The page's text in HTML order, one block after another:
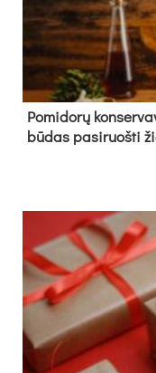
Pomidorų
būdas pasiruošti